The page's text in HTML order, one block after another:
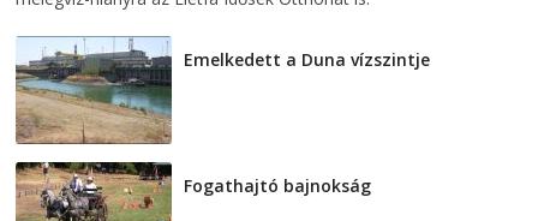
Emelkedett a Duna vízszintje
Fogathajtó bajnokság